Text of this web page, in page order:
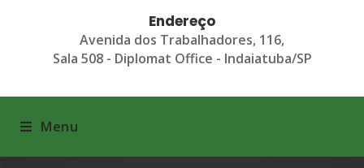
Endereço
Avenida dos Trabalhadores, 116,
Sala 508 - Diplomat Office - Indaiatuba/SP
Menu